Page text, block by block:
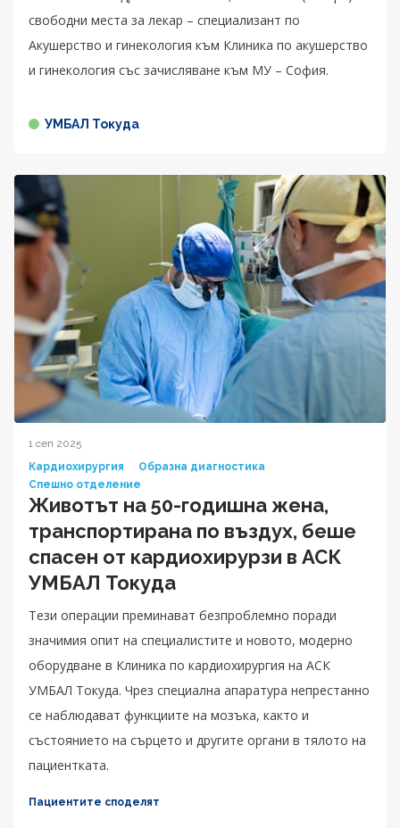
свободни места за лекар – специализант по
Акушерство и гинекология към Клиника по акушерство
и гинекология със зачисляване към МУ – София.
УМБАЛ Токуда
1 сеп 2025
Кардиохирургия
Образна диагностика
Спешно отделение
Животът на 50-годишна жена,
транспортирана по въздух, беше
спасен от кардиохирурзи в АСК
УМБАЛ Токуда
Тези операции преминават безпроблемно поради
значимия опит на специалистите и новото, модерно
оборудване в Клиника по кардиохирургия на АСК
УМБАЛ Токуда. Чрез специална апаратура непрестанно
се наблюдават функциите на мозъка, както и
състоянието на сърцето и другите органи в тялото на
пациентката.
Пациентите споделят